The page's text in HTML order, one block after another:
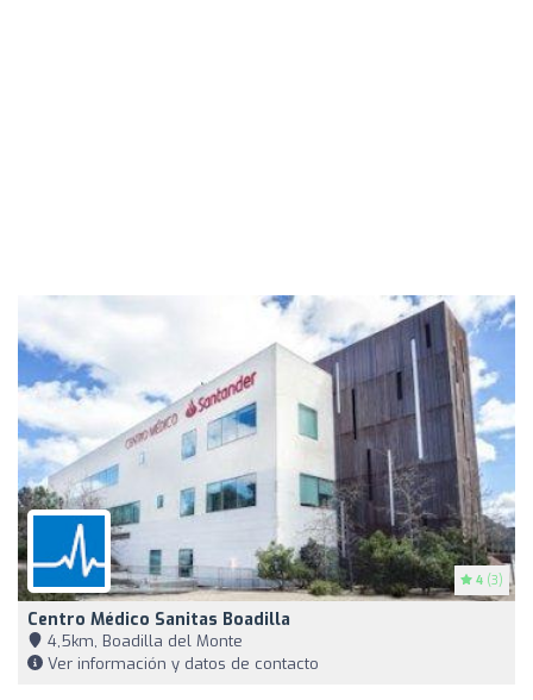
4 (3)
Centro Médico Sanitas Boadilla
4,5km, Boadilla del Monte
Ver información y datos de contacto